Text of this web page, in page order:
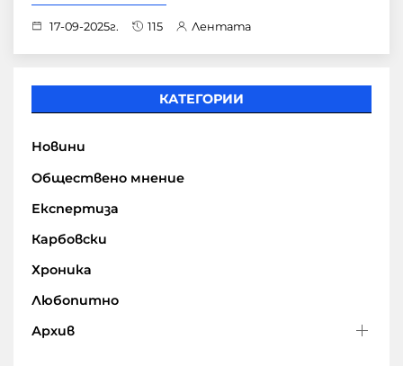
17-09-2025г. 115 Лентата
КАТЕГОРИИ
Новини
Обществено мнение
Експертиза
Карбовски
Хроника
Любопитно
Архив